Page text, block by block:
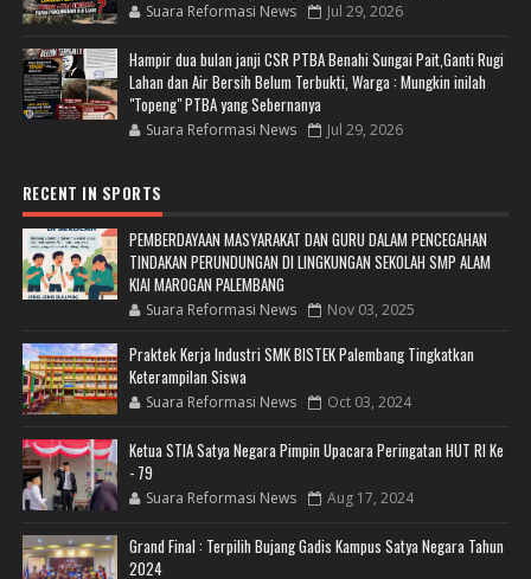
Suara Reformasi News Jul 29, 2026
Hampir dua bulan janji CSR PTBA Benahi Sungai Pait,Ganti Rugi
Lahan dan Air Bersih Belum Terbukti, Warga : Mungkin inilah
"Topeng" PTBA yang Sebernanya
Suara Reformasi News Jul 29, 2026
RECENT IN SPORTS
PEMBERDAYAAN MASYARAKAT DAN GURU DALAM PENCEGAHAN
TINDAKAN PERUNDUNGAN DI LINGKUNGAN SEKOLAH SMP ALAM
KIAI MAROGAN PALEMBANG
Suara Reformasi News Nov 03, 2025
Praktek Kerja Industri SMK BISTEK Palembang Tingkatkan
Keterampilan Siswa
Suara Reformasi News Oct 03, 2024
Ketua STIA Satya Negara Pimpin Upacara Peringatan HUT RI Ke
- 79
Suara Reformasi News Aug 17, 2024
Grand Final : Terpilih Bujang Gadis Kampus Satya Negara Tahun
2024